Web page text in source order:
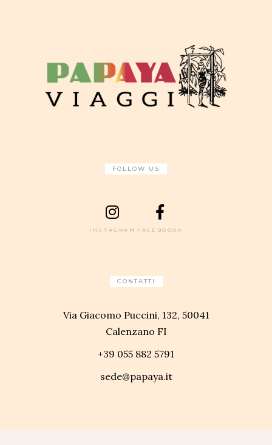
FOLLOW US
INSTAGRAM FACEBOOOK
CONTATTI
Via Giacomo Puccini, 132, 50041
Calenzano FI
+39 055 882 5791
sede@papaya.it